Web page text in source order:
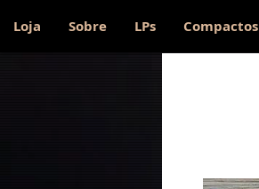
Loja Sobre LPs Compactos